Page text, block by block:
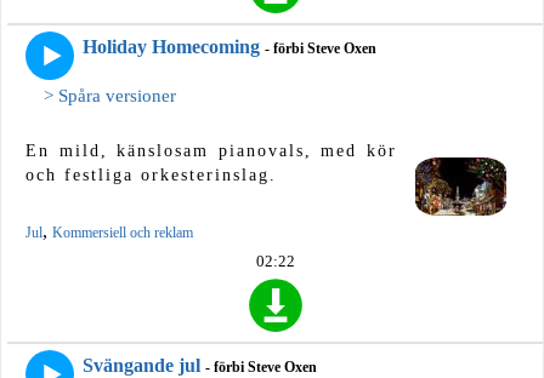
Holiday Homecoming - förbi Steve Oxen
> Spåra versioner
En mild, känslosam pianovals, med kör
och festliga orkesterinslag.
Jul, Kommersiell och reklam
02:22
Svängande jul - förbi Steve Oxen